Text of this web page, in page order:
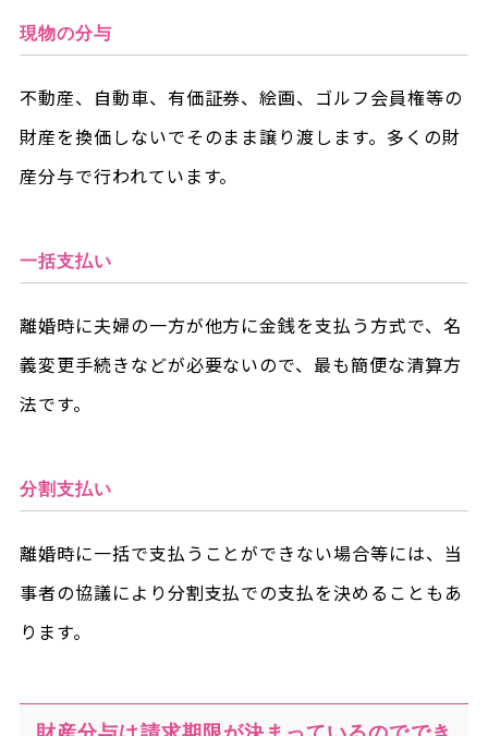
現物の分与
不動産、自動車、有価証券、絵画、ゴルフ会員権等の
財産を換価しないでそのまま譲り渡します。多くの財
産分与で行われています。
一括支払い
離婚時に夫婦の一方が他方に金銭を支払う方式で、名
義変更手続きなどが必要ないので、最も簡便な清算方
法です。
分割支払い
離婚時に一括で支払うことができない場合等には、当
事者の協議により分割支払での支払を決めることもあ
ります。